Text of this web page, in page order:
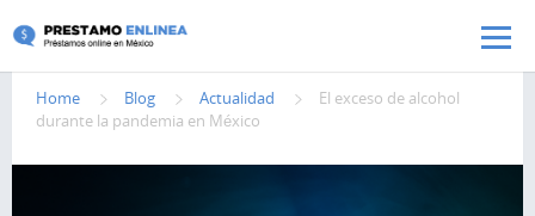
Pasar al contenido principal
Home Blog Actualidad
El exceso de alcohol
durante la pandemia en México